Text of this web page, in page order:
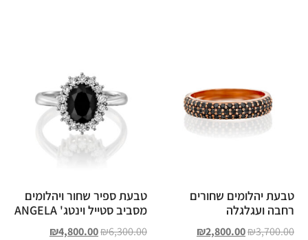
טבעת יהלומים שחורים
רחבה ועגלגלה
₪3,700.00
₪2,800.00
טבעת ספיר שחור ויהלומים
מסביב סטייל וינטג' ANGELA
₪6,300.00
₪4,800.00